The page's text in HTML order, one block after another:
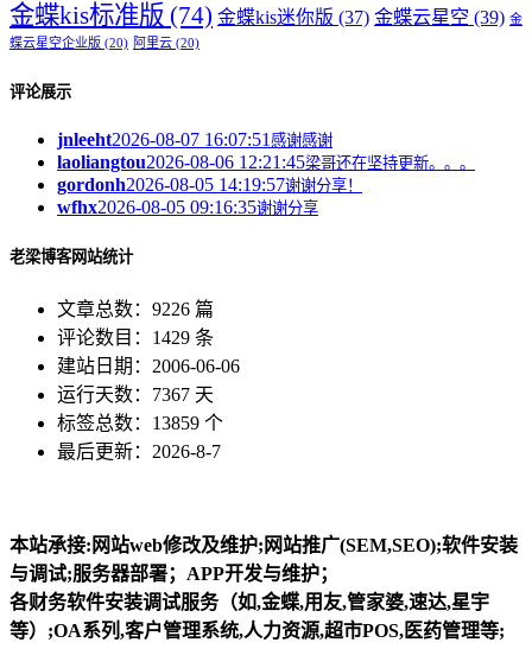
金蝶kis标准版 (74) 金蝶kis迷你版 (37) 金蝶云星空 (39) 金
蝶云星空企业版 (20) 阿里云 (20)
评论展示
jnleeht2026-08-07 16:07:51 感谢感谢
laoliangtou2026-08-06 12:21:45梁哥还在坚持更新。。。
gordonh2026-08-05 14:19:57谢谢分享！
wfhx2026-08-05 09:16:35谢谢分享
老梁博客网站统计
文章总数：9226 篇
评论数目：1429 条
建站日期：2006-06-06
运行天数：7367 天
标签总数：13859 个
最后更新：2026-8-7
本站承接:网站web修改及维护;网站推广(SEM,SEO);软件安装
与调试;服务器部署；APP开发与维护；
各财务软件安装调试服务（如,金蝶,用友,管家婆,速达,星宇
等）;OA系列,客户管理系统,人力资源,超市POS,医药管理等;